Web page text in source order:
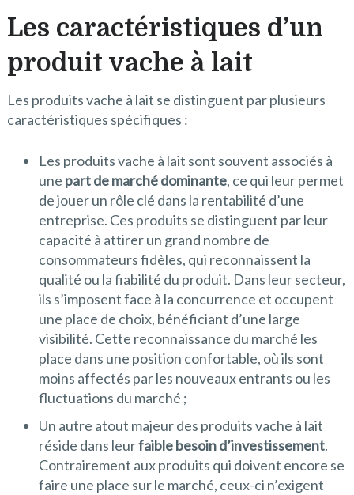
Les caractéristiques d’un
produit vache à lait
Les produits vache à lait se distinguent par plusieurs
caractéristiques spécifiques :
Les produits vache à lait sont souvent associés à
une part de marché dominante, ce qui leur permet
de jouer un rôle clé dans la rentabilité d’une
entreprise. Ces produits se distinguent par leur
capacité à attirer un grand nombre de
consommateurs fidèles, qui reconnaissent la
qualité ou la fiabilité du produit. Dans leur secteur,
ils s’imposent face à la concurrence et occupent
une place de choix, bénéficiant d’une large
visibilité. Cette reconnaissance du marché les
place dans une position confortable, où ils sont
moins affectés par les nouveaux entrants ou les
fluctuations du marché ;
Un autre atout majeur des produits vache à lait
réside dans leurfaible besoin d’investissement.
Contrairement aux produits qui doivent encore se
faire une place sur le marché, ceux-ci n’exigent